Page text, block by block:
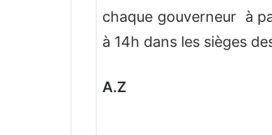
chaque gouverneur à
à 14h dans les sièges
A.Z